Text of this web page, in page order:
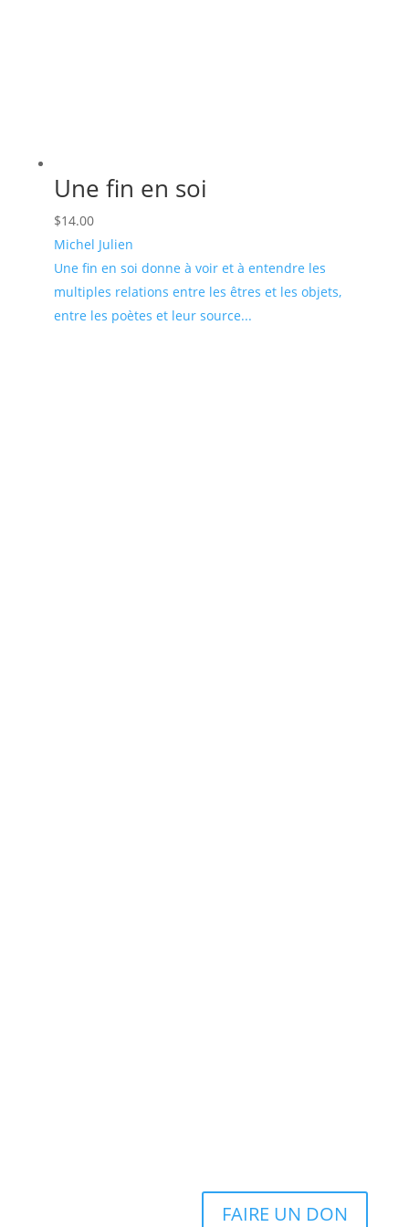
Une fin en soi
$14.00
Michel Julien
Une fin en soi donne à voir et à entendre les
multiples relations entre les êtres et les objets,
entre les poètes et leur source...
FAIRE UN DON